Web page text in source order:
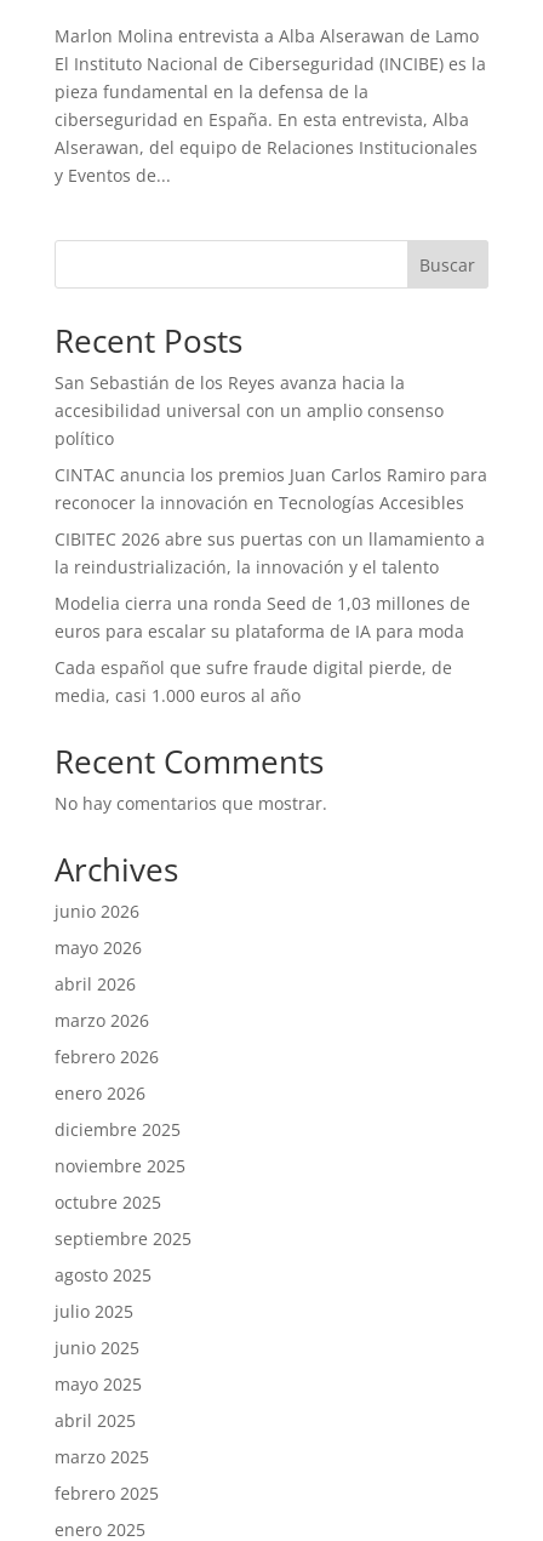
Marlon Molina entrevista a Alba Alserawan de Lamo
El Instituto Nacional de Ciberseguridad (INCIBE) es la
pieza fundamental en la defensa de la
ciberseguridad en España. En esta entrevista, Alba
Alserawan, del equipo de Relaciones Institucionales
y Eventos de...
Buscar
Recent Posts
San Sebastián de los Reyes avanza hacia la
accesibilidad universal con un amplio consenso
político
CINTAC anuncia los premios Juan Carlos Ramiro para
reconocer la innovación en Tecnologías Accesibles
CIBITEC 2026 abre sus puertas con un llamamiento a
la reindustrialización, la innovación y el talento
Modelia cierra una ronda Seed de 1,03 millones de
euros para escalar su plataforma de IA para moda
Cada español que sufre fraude digital pierde, de
media, casi 1.000 euros al año
Recent Comments
No hay comentarios que mostrar.
Archives
junio 2026
mayo 2026
abril 2026
marzo 2026
febrero 2026
enero 2026
diciembre 2025
noviembre 2025
octubre 2025
septiembre 2025
agosto 2025
julio 2025
junio 2025
mayo 2025
abril 2025
marzo 2025
febrero 2025
enero 2025